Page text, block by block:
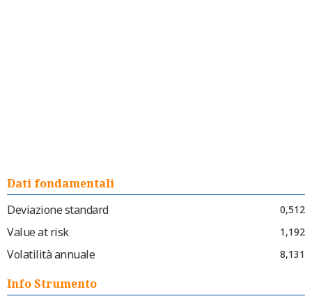
Dati fondamentali
Deviazione standard
0,512
Value at risk 1,192
Volatilità annuale 8,131
Info Strumento